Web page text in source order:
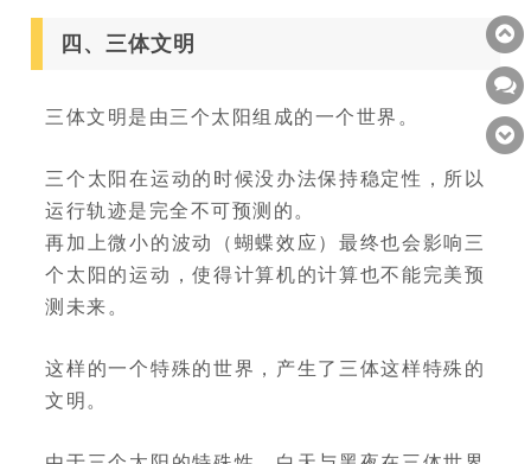
四、三体文明
三体文明是由三个太阳组成的一个世界。
三个太阳在运动的时候没办法保持稳定性，所以
运行轨迹是完全不可预测的。
再加上微小的波动（蝴蝶效应）最终也会影响三
个太阳的运动，使得计算机的计算也不能完美预
测未来。
这样的一个特殊的世界，产生了三体这样特殊的
文明。